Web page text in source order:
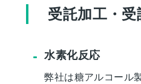
受託加工・受
水素化反応
弊社は糖アルコール